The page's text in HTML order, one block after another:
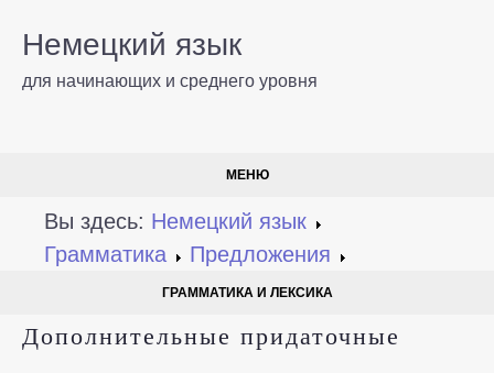
Немецкий язык
для начинающих и среднего уровня
МЕНЮ
Вы здесь: Немецкий язык
Грамматика
Предложения
ГРАММАТИКА И ЛЕКСИКА
Дополнительные придаточные